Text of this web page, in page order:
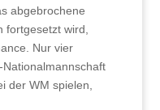
abgebrochene
fortgesetzt wird,
Nur vier
der WM spielen,